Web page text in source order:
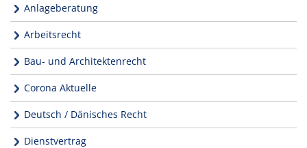
Anlageberatung
Arbeitsrecht
Bau- und Architektenrecht
Corona Aktuelle
Deutsch / Dänisches Recht
Dienstvertrag